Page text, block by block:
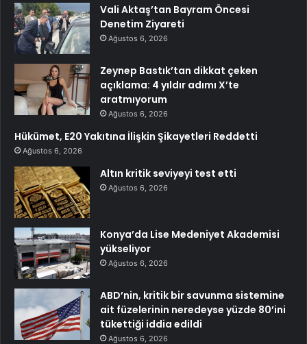
Vali Aktaş’tan Bayram Öncesi
Denetim Ziyareti
Ağustos 6, 2026
Zeynep Bastık’tan dikkat çeken
açıklama: 4 yıldır adımı X’te
aratmıyorum
Ağustos 6, 2026
Hükümet, E20 Yakıtına İlişkin Şikayetleri Reddetti
Ağustos 6, 2026
Altın kritik seviyeyi test etti
Ağustos 6, 2026
Konya’da Lise Medeniyet Akademisi
yükseliyor
Ağustos 6, 2026
ABD’nin, kritik bir savunma sistemine
ait füzelerinin neredeyse yüzde 80’ini
tükettiği iddia edildi
Ağustos 6, 2026